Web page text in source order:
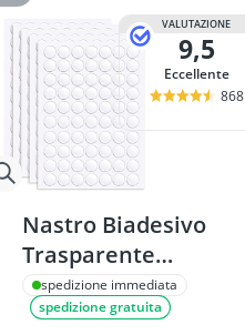
VALUTAZIONE
9,5
Eccellente
868
Nastro Biadesivo
Trasparente
Rotondo 10mm 350
Pezzi
spedizione immediata
spedizione gratuita